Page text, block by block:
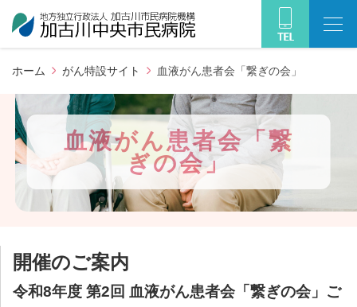
血液がん患者会「繋
ぎの会」
ホーム がん特設サイト 血液がん患者会「繋ぎの会」
開催のご案内
令和8年度 第2回 血液がん患者会「繋ぎの会」ご